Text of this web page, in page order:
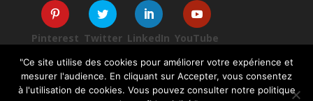
Pinterest Twitter LinkedIn YouTube
"Ce site utilise des cookies pour améliorer votre expérience et
mesurer l'audience. En cliquant sur Accepter, vous consentez
à l'utilisation de cookies. Vous pouvez consulter notre politique